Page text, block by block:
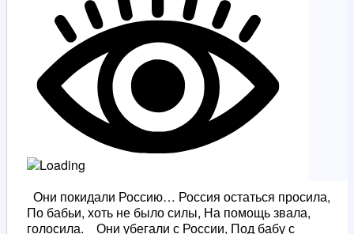
Они покидали Россию… Россия остаться просила,
По бабьи, хоть не было силы, На помощь звала,
голосила. Они убегали с России, Под бабу с